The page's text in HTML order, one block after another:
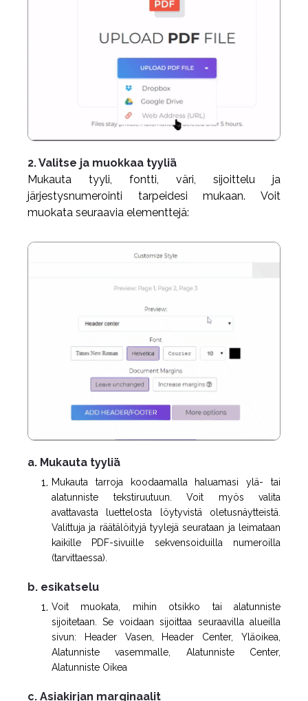
2. Valitse ja muokkaa tyyliä
Mukauta tyyli, fontti, väri, sijoittelu ja
järjestysnumerointi tarpeidesi mukaan. Voit
muokata seuraavia elementtejä:
a. Mukauta tyyliä
Mukauta tarroja koodaamalla haluamasi ylä- tai
alatunniste tekstiruutuun. Voit myös valita
avattavasta luettelosta löytyvistä oletusnäytteistä.
Valittuja ja räätälöityjä tyylejä seurataan ja leimataan
kaikille PDF-sivuille sekvensoiduilla numeroilla
(tarvittaessa).
b. esikatselu
Voit muokata, mihin otsikko tai alatunniste
sijoitetaan. Se voidaan sijoittaa seuraavilla alueilla
sivun: Header Vasen, Header Center, Yläoikea,
Alatunniste vasemmalle, Alatunniste Center,
Alatunniste Oikea
c. Asiakirjan marginaalit